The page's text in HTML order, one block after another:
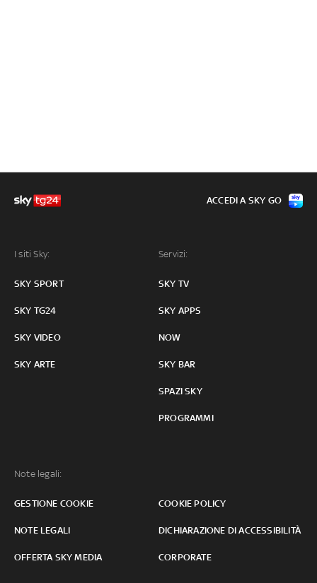
I siti Sky:
SKY SPORT
SKY TG24
SKY VIDEO
SKY ARTE
Servizi:
SKY TV
SKY APPS
NOW
SKY BAR
SPAZI SKY
PROGRAMMI
Note legali:
GESTIONE COOKIE COOKIE POLICY
NOTE LEGALI DICHIARAZIONE DI ACCESSIBILITÀ
OFFERTA SKY MEDIA CORPORATE
ACCEDI A SKY GO